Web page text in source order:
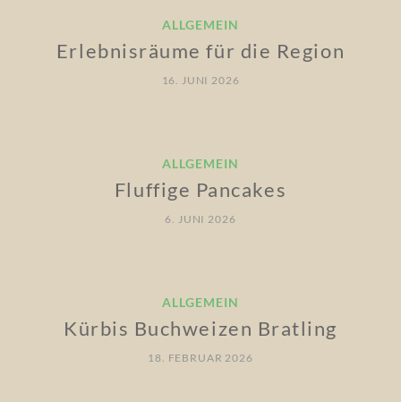
ALLGEMEIN
Erlebnisräume für die Region
16. JUNI 2026
ALLGEMEIN
Fluffige Pancakes
6. JUNI 2026
ALLGEMEIN
Kürbis Buchweizen Bratling
18. FEBRUAR 2026